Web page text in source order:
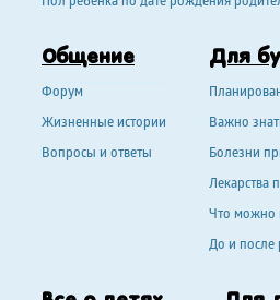
Общение
Форум
Жизненные истории
Вопросы и ответы
Для
Важно
Болезни
Лекарства
Что можно
До и после